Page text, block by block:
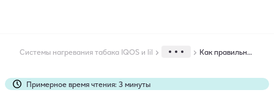
Системы нагревания табака IQOS и lil Как правильно перезагрузить IQOS?
Примерное время чтения: 3 минуты